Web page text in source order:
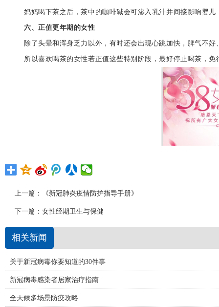
妈妈喝下茶之后，茶中的咖啡碱会可渗入乳汁并间接影响婴儿
六、正值更年期的女性
除了头晕和浑身乏力以外，有时还会出现心跳加快，脾气不好
所以喜欢喝茶的女性若正值这些特别阶段，最好停止喝茶，免
上一篇： 《新冠肺炎疫情防护指导手册》
下一篇： 女性经期卫生与保健
相关新闻
关于新冠病毒你要知道的30件事
新冠病毒感染者居家治疗指南
全天候多场景防疫攻略